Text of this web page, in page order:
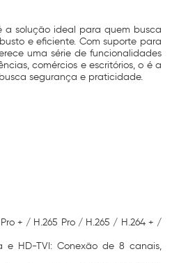
a solução ideal para quem busca
e eficiente. Com suporte para
uma série de funcionalidades
comércios e escritórios, o é a
segurança e praticidade.
+ / H.265 Pro / H.265 / H.264 + /
e HD-TVI: Conexão de 8 canais,